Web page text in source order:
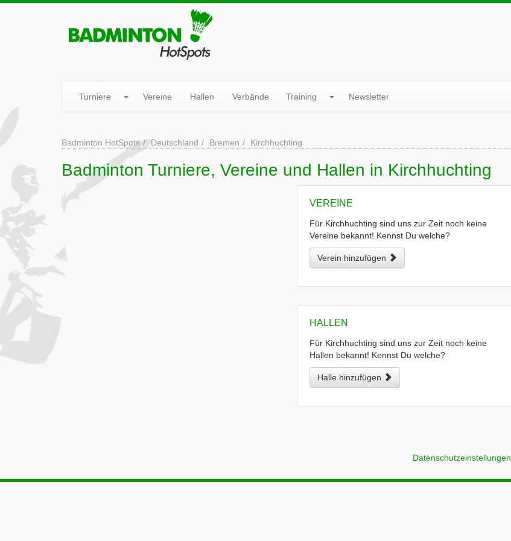
Turniere Vereine Hallen Verbände Training Newsletter
Badminton HotSpots Deutschland Bremen Kirchhuchting
Badminton Turniere, Vereine und Hallen in Kirchhuchting
VEREINE
Für Kirchhuchting sind uns zur Zeit noch keine
Vereine bekannt! Kennst Du welche?
Verein hinzufügen
HALLEN
Für Kirchhuchting sind uns zur Zeit noch keine
Hallen bekannt! Kennst Du welche?
Halle hinzufügen
Datenschutzeinstellungen